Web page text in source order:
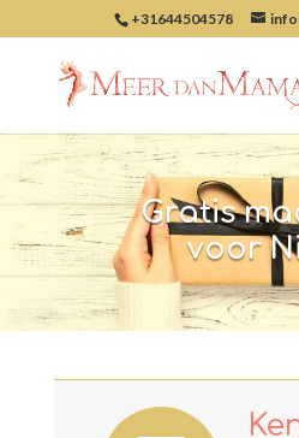
+31644504578
Gratis
voor